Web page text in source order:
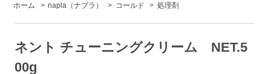
ホーム
> napla （ナプラ） > コールド > 処理剤
ネント チューニングクリーム NET.5
00g